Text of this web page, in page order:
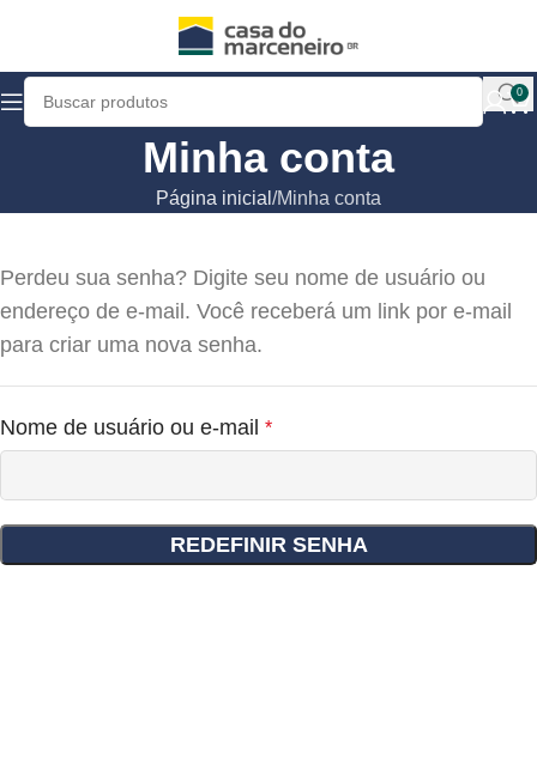
0
Minha conta
Página inicial Minha conta
Perdeu sua senha? Digite seu nome de usuário ou
endereço de e-mail. Você receberá um link por e-mail
para criar uma nova senha.
Nome de usuário ou e-mail *
REDEFINIR SENHA